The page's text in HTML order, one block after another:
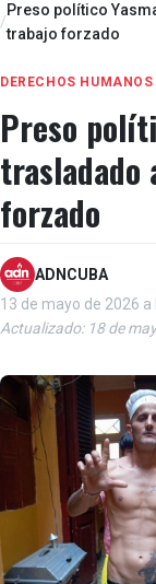
/
Preso político
trabajo forzado
DERECHOS HUMANOS
Preso
trasladado
forzado
ADNCUBA
13 de mayo de 2026 a
Actualizado: 18 de